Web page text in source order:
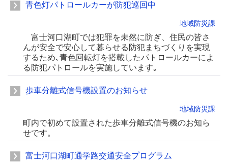
青色灯パトロールカーが防犯巡回中
地域防災課
富士河口湖町では犯罪を未然に防ぎ、住民の皆さ
んが安全で安心して暮らせる防犯まちづくりを実現
するため､青色回転灯を搭載したパトロールカーによ
る防犯パトロールを実施しています｡
歩車分離式信号機設置のお知らせ
地域防災課
町内で初めて設置された歩車分離式信号機のお知ら
せです。
富士河口湖町通学路交通安全プログラム